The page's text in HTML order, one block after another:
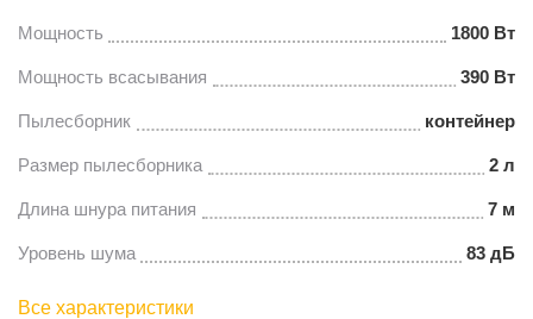
Мощность 1800 Вт
Мощность всасывания 390 Вт
Пылесборник контейнер
Размер пылесборника 2 л
Длина шнура питания 7 м
Уровень шума 83 дБ
Все характеристики